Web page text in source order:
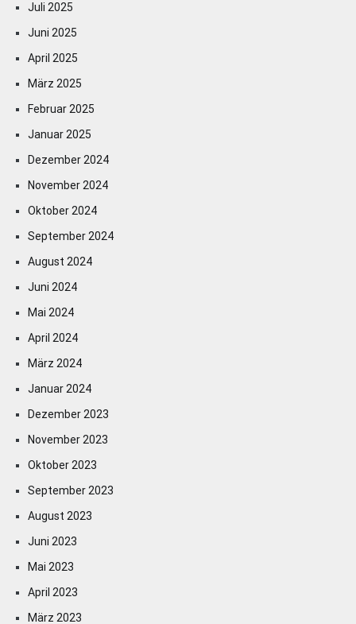
Juli 2025
Juni 2025
April 2025
März 2025
Februar 2025
Januar 2025
Dezember 2024
November 2024
Oktober 2024
September 2024
August 2024
Juni 2024
Mai 2024
April 2024
März 2024
Januar 2024
Dezember 2023
November 2023
Oktober 2023
September 2023
August 2023
Juni 2023
Mai 2023
April 2023
März 2023